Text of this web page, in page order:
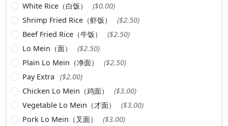
White Rice（白饭）
($0.00)
Shrimp Fried Rice（虾饭）
($2.50)
Beef Fried Rice（牛饭）
($2.50)
Lo Mein（面）
($2.50)
Plain Lo Mein（净面）
($2.50)
Pay Extra
($2.00)
Chicken Lo Mein（鸡面）
($3.00)
Vegetable Lo Mein（才面）
($3.00)
Pork Lo Mein（叉面）
($3.00)